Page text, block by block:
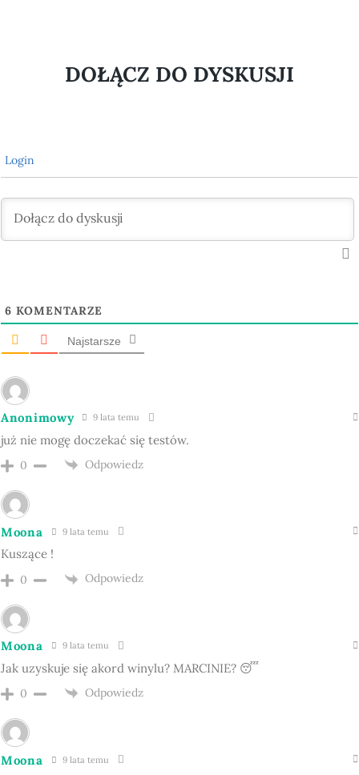
DOŁĄCZ DO DYSKUSJI
Login
6 KOMENTARZE
Najstarsze
Anonimowy 9 lata temu
już nie mogę doczekać się testów.
0 Odpowiedz
Moona 9 lata temu
Kuszące !
0 Odpowiedz
Moona 9 lata temu
Jak uzyskuje się akord winylu? MARCINIE? 😴
0 Odpowiedz
Moona 9 lata temu